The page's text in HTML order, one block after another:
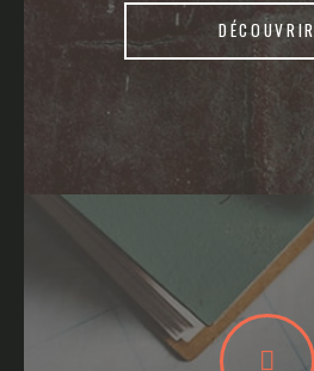
DÉCOUVRIR